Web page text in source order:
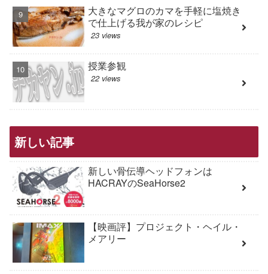
大きなマグロのカマを手軽に塩焼き
で仕上げる我が家のレシピ
23 views
授業参観
22 views
新しい記事
新しい骨伝導ヘッドフォンは
HACRAYのSeaHorse2
【映画評】プロジェクト・ヘイル・
メアリー